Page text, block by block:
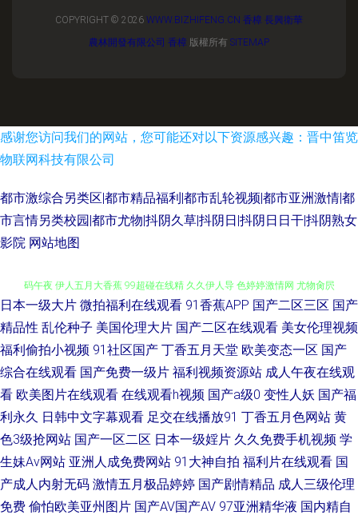
COPYRIGHT © 2026 WWW.BIZHIFENG.CN 香樟 長興衛華
農林開發有限公司 香樟 版權所有 SITEMAP
感谢您访问我们的网站，您可能还对以下资源感兴趣：晋中笛览
物联网科技有限公司
都市激综合另类区|都市精品福利|都市乱轮视频|都市亚洲激情|都
市言情另类校园|都市尤物|抖阴久草|抖阴日|抖阴日日干|抖阴熟女
影院 网站地图
欧美性欧美性一区 91试香蕉视频 人妖伪娘av天堂 四虎福利导航 欧美伦埋乱
码午夜 伊人五月大香蕉 99超碰在线精 久久伊人导 色婷婷激情网 尤物肏屄
com 操逼日本美女 久久性交网p 伊人久久网站 97超碰青娱乐 超碰人人爽 精
品兔费产品精品 97青青草草 国产爱豆传媒A片 国产性福AⅤ 老司机色色 久久
婷婷热艹黑丝 日韩AV电影导航 91视频www 韩国AV三级 日本黄碟视频直播
欧美网色 老司机综合色 欧美欧美 蜜桃91视频 四虎影院最新网址 亚洲五月天
日本一级大片 微拍福利在线观看 91香蕉APP 国产二区三区 国产
精品性 乱伦种子 美国伦理大片 国产二区在线观看 美女伦理视频
福利偷拍小视频 91社区国产 丁香五月天堂 欧美变态一区 国产
综合在线观看 国产免费一级片 福利视频资源站 成人午夜在线观
看 欧美图片在线观看 在线观看h视频 国产a级0 变性人妖 国产福
利永久 日韩中文字幕观看 足交在线播放91 丁香五月色网站 黄
色3级抢网站 国产一区二区 日本一级婬片 久久免费手机视频 学
生妹Av网站 亚洲人成免费网站 91大神自拍 福利片在线观看 国
产成人内射无码 激情五月极品婷婷 国产剧情精品 成人三级伦理
免费 偷怕欧美亚州图片 国产AV国产AV 97亚洲精华液 国内精自